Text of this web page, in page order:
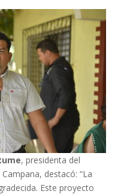
, presidenta del
destacó: “La
Este proyecto